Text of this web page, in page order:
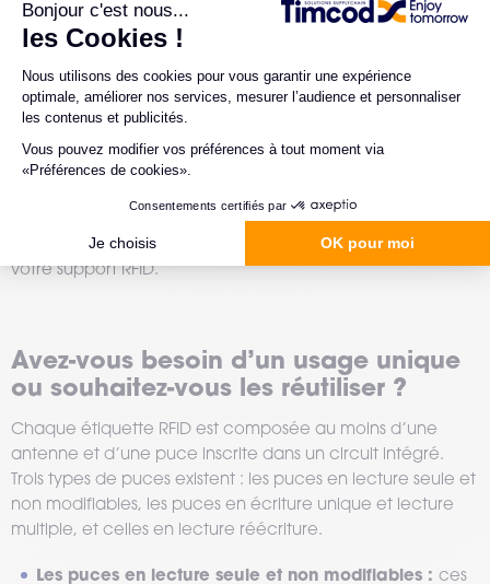
Quel est l’environnement d’utilisation
?
Exposé à l’humidité, au vent et à la poussière pendant des
jours, voire des mois, uneétiquette RFIDclassique ne sera
probablement pas adaptée car elle finira par se décoller.
parfaitement à ce type de projet. L’environnement sera
donc un facteur déterminant du type dans le choix de
votre support RFID.
Avez-vous besoin d’un usage unique
ou souhaitez-vous les réutiliser ?
Chaque étiquette RFID est composée au moins d’une
antenne et d’une puce inscrite dans un circuit intégré.
Trois types de puces existent : les puces en lecture seule et
non modifiables, les puces en écriture unique et lecture
multiple, et celles en lecture réécriture.
Les puces en lecture seule et non modifiables :ces